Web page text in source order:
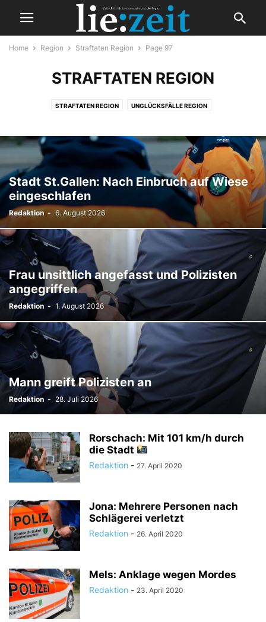
Home Region Straftaten Region Page 97
STRAFTATEN REGION
STRAFTATEN REGION UNGLÜCKSFÄLLE REGION
Stadt St.Gallen: Nach Einbruch auf Wiese
eingeschlafen
Redaktion - 6. August 2026
Frau unsittlich angefasst und Polizisten
angegriffen
Redaktion - 1. August 2026
Mann greift Polizisten an
Redaktion - 28. Juli 2026
Rorschach: Mit 101 km/h durch
die Stadt
Redaktion - 27. April 2020
Jona: Mehrere Personen nach
Schlägerei verletzt
Redaktion - 26. April 2020
Mels: Anklage wegen Mordes
Redaktion - 23. April 2020